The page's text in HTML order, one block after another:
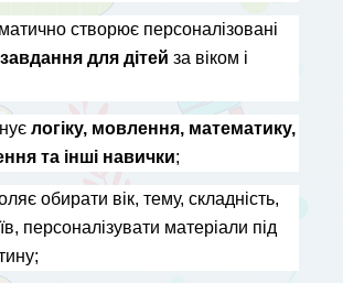
для дітей за віком і
логіку, мовлення, математику,
та інші навички;
обирати вік, тему, складність,
персоналізувати матеріали під